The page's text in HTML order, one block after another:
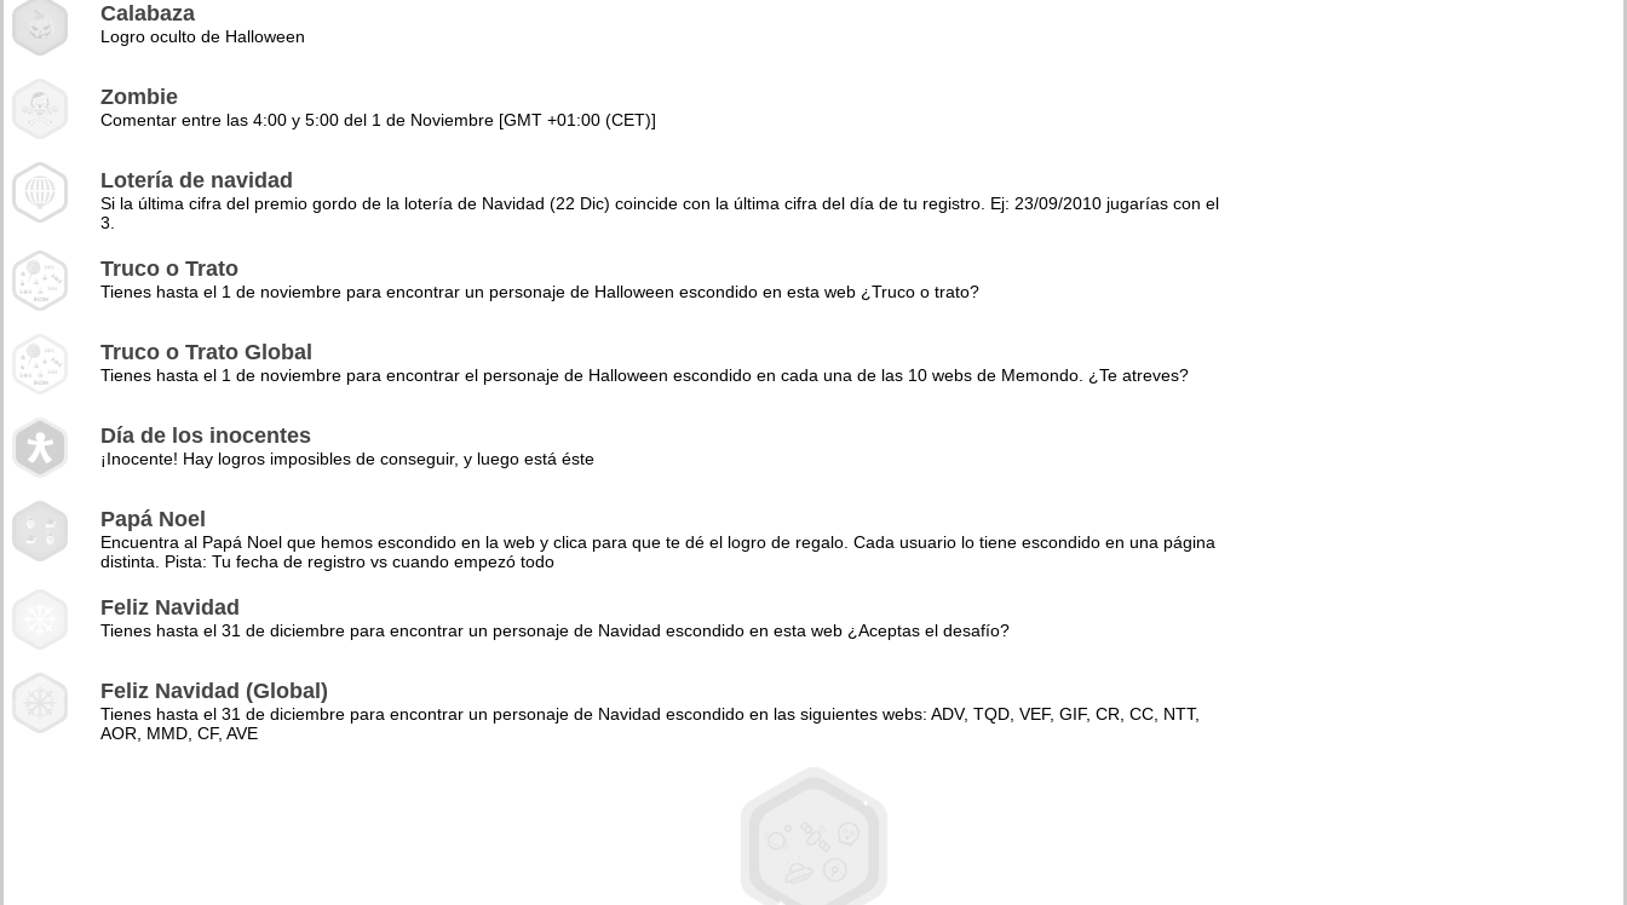
Calabaza
Logro oculto de Halloween
Zombie
Comentar entre las 4:00 y 5:00 del 1 de Noviembre [GMT +01:00 (CET)]
Lotería de navidad
Si la última cifra del premio gordo de la lotería de Navidad (22 Dic) coincide con la última cifra del día de tu registro. Ej: 23/09/2010 jugarías con el
3.
Truco o Trato
Tienes hasta el 1 de noviembre para encontrar un personaje de Halloween escondido en esta web ¿Truco o trato?
Truco o Trato Global
Tienes hasta el 1 de noviembre para encontrar el personaje de Halloween escondido en cada una de las 10 webs de Memondo. ¿Te atreves?
Día de los inocentes
¡Inocente! Hay logros imposibles de conseguir, y luego está éste
Papá Noel
Encuentra al Papá Noel que hemos escondido en la web y clica para que te dé el logro de regalo. Cada usuario lo tiene escondido en una página
distinta. Pista: Tu fecha de registro vs cuando empezó todo
Feliz Navidad
Tienes hasta el 31 de diciembre para encontrar un personaje de Navidad escondido en esta web ¿Aceptas el desafío?
Feliz Navidad (Global)
Tienes hasta el 31 de diciembre para encontrar un personaje de Navidad escondido en las siguientes webs: ADV, TQD, VEF, GIF, CR, CC, NTT,
AOR, MMD, CF, AVE